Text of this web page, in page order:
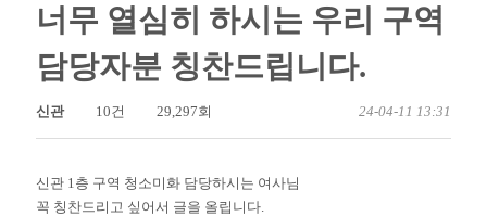
너무 열심히 하시는 우리 구역
담당자분 칭찬드립니다.
신관 10건 29,297회 24-04-11 13:31
신관 1층 구역 청소미화 담당하시는 여사님
꼭 칭찬드리고 싶어서 글을 올립니다.